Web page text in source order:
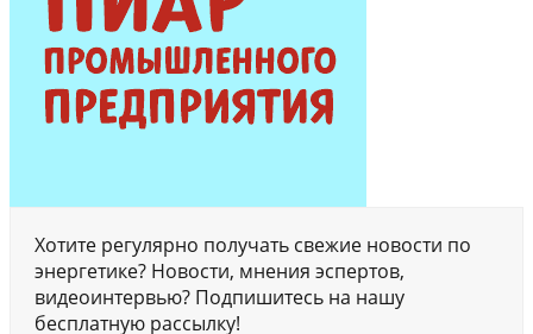
Хотите регулярно получать свежие новости по
энергетике? Новости, мнения эспертов,
видеоинтервью? Подпишитесь на нашу
бесплатную рассылку!